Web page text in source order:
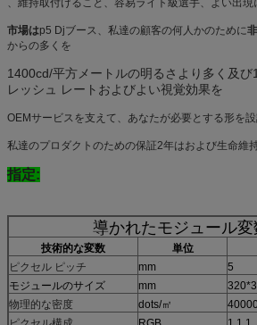
、維持取付けること、容易ライト級選手、よい出現
市場はp5 Djブース、私達の顧客の何人かのために
からの多くを
1400cd/平方メートルの明るさより多く及び
レッシュ レートおよびよい視覚効果を
OEMサービスを支えて、あなたが必要とする形を
私達のプロダクトのための保証2年はおよび生命維
指定:
導かれたモジュール変
技術的な変数 単位
ピクセル ピッチ
mm
5
モジュールのサイズ
mm
物理的な密度
dots/㎡